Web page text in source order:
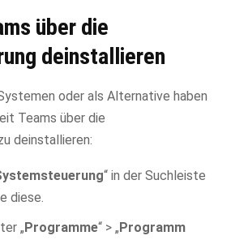
über die
deinstallieren
oder als Alternative haben
Teams über die
deinstallieren:
“ in der Suchleiste
diese.
„Programme“ > „Programm